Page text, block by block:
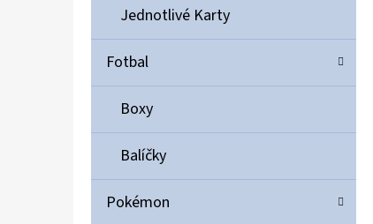
Jednotlivé Karty
Fotbal
Boxy
Balíčky
Pokémon